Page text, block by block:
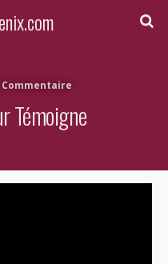
Commentaire
Témoigne